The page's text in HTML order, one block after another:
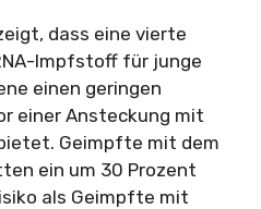
dass eine vierte
Impfstoff für junge
einen geringen
einer Ansteckung mit
Geimpfte mit dem
ein um 30 Prozent
als Geimpfte mit